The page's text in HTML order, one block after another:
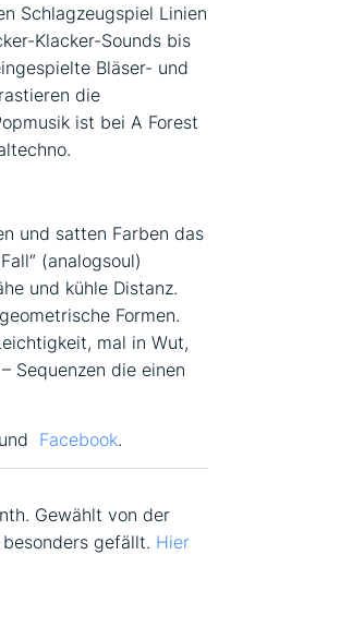
Schlagzeugspiel Linien
Klacker-Sounds bis
Bläser- und
die
ist bei A Forest
und satten Farben das
(analogsoul)
und kühle Distanz.
Formen.
mal in Wut,
Sequenzen die einen
und Facebook.
Gewählt von der
gefällt. Hier